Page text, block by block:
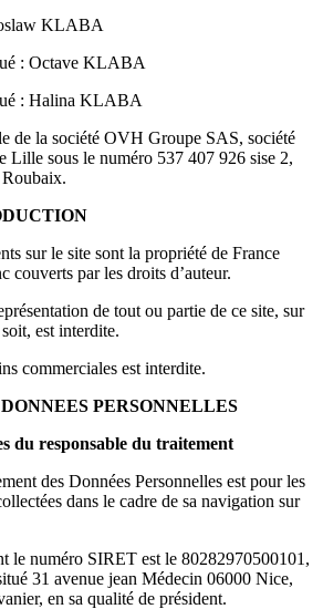
KLABA
: Octave KLABA
: Halina KLABA
de la société OVH Groupe SAS, société
Lille sous le numéro 537 407 926 sise 2,
sur le site sont la propriété de France
couverts par les droits d’auteur.
de tout ou partie de ce site, sur
est interdite.
commerciales est interdite.
PERSONNELLES
du responsable du traitement
des Données Personnelles est pour les
dans le cadre de sa navigation sur
le numéro SIRET est le 80282970500101,
31 avenue jean Médecin 06000 Nice,
en sa qualité de président.